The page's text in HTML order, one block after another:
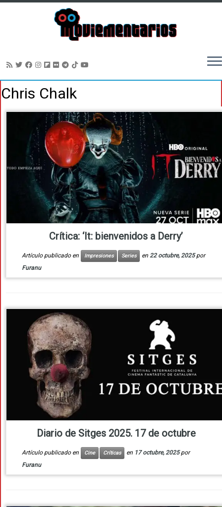
Saltar
alChris Chalk
Crítica: ‘It: bienvenidos a Derry’
Artículo publicado en Impresiones Series en 22 octubre, 2025 por
Furanu
Diario de Sitges 2025. 17 de octubre
Artículo publicado en Cine Críticas en 17 octubre, 2025 por
Furanu